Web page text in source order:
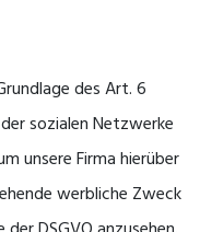
des Art. 6
sozialen Netzwerke
unsere Firma hierüber
werbliche Zweck